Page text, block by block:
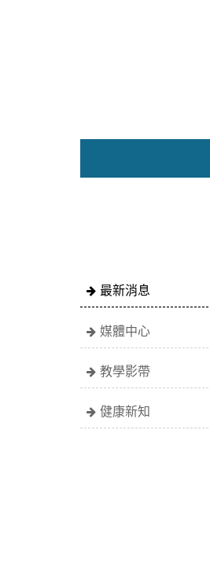
最新消息
媒體中心
教學影帶
健康新知